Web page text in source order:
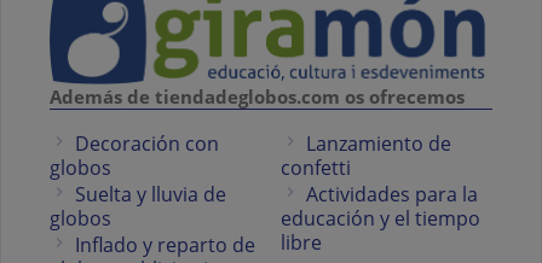
Además de tiendadeglobos.com os ofrecemos
Decoración con
globos
Suelta y lluvia de
globos
Inflado y reparto de
Lanzamiento de
confetti
Actividades para la
educación y el tiempo
libre